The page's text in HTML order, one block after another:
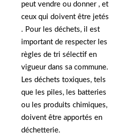
peut vendre ou donner , et
ceux qui doivent être jetés
. Pour les déchets, il est
important de respecter les
règles de tri sélectif en
vigueur dans sa commune.
Les déchets toxiques, tels
que les piles, les batteries
ou les produits chimiques,
doivent être apportés en
déchetterie.